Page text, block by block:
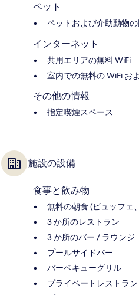
ペット
ペットおよび介助動物
インターネット
共用エリアの無料 WiFi
室内での無料の WiFi お
その他の情報
指定喫煙スペース
施設の設備
食事と飲み物
無料の朝食 (ビュッフェ
3 か所のレストラン
3 か所のバー / ラウンジ
プールサイドバー
バーベキューグリル
プライベートレストラン